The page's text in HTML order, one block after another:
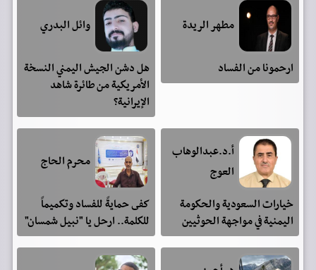
مطهر الريدة
ارحمونا من الفساد
وائل البدري
هل دشن الجيش اليمني النسخة
الأمريكية من طائرة شاهد
الإيرانية؟
أ.د.عبدالوهاب
العوج
خيارات السعودية والحكومة
اليمنية في مواجهة الحوثيين
محرم الحاج
كفى حمايةً للفساد وتكميماً
للكلمة.. ارحل يا "نبيل شمسان"